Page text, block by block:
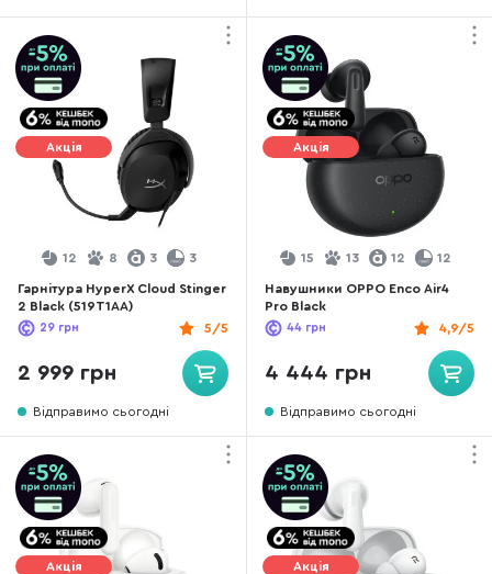
Акція
12 8 3 3
Гарнітура HyperX Cloud Stinger
2 Black (519T1AA)
5/5
29 грн
2 999 грн
Відправимо сьогодні
Акція
15 13 12 12
Навушники OPPO Enco Air4
Pro Black
4,9/5
44 грн
4 444 грн
Відправимо сьогодні
Акція Акція